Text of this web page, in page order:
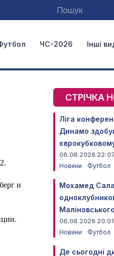
ЧС-2026 Інші
и
СТРІЧКА
Ліга
Динамо
06.08.2026 22:07
Новини
Футбол
Мохамед
Маліновського
06.08.2026 20:01
Новини
Футбол
Де сьогодні